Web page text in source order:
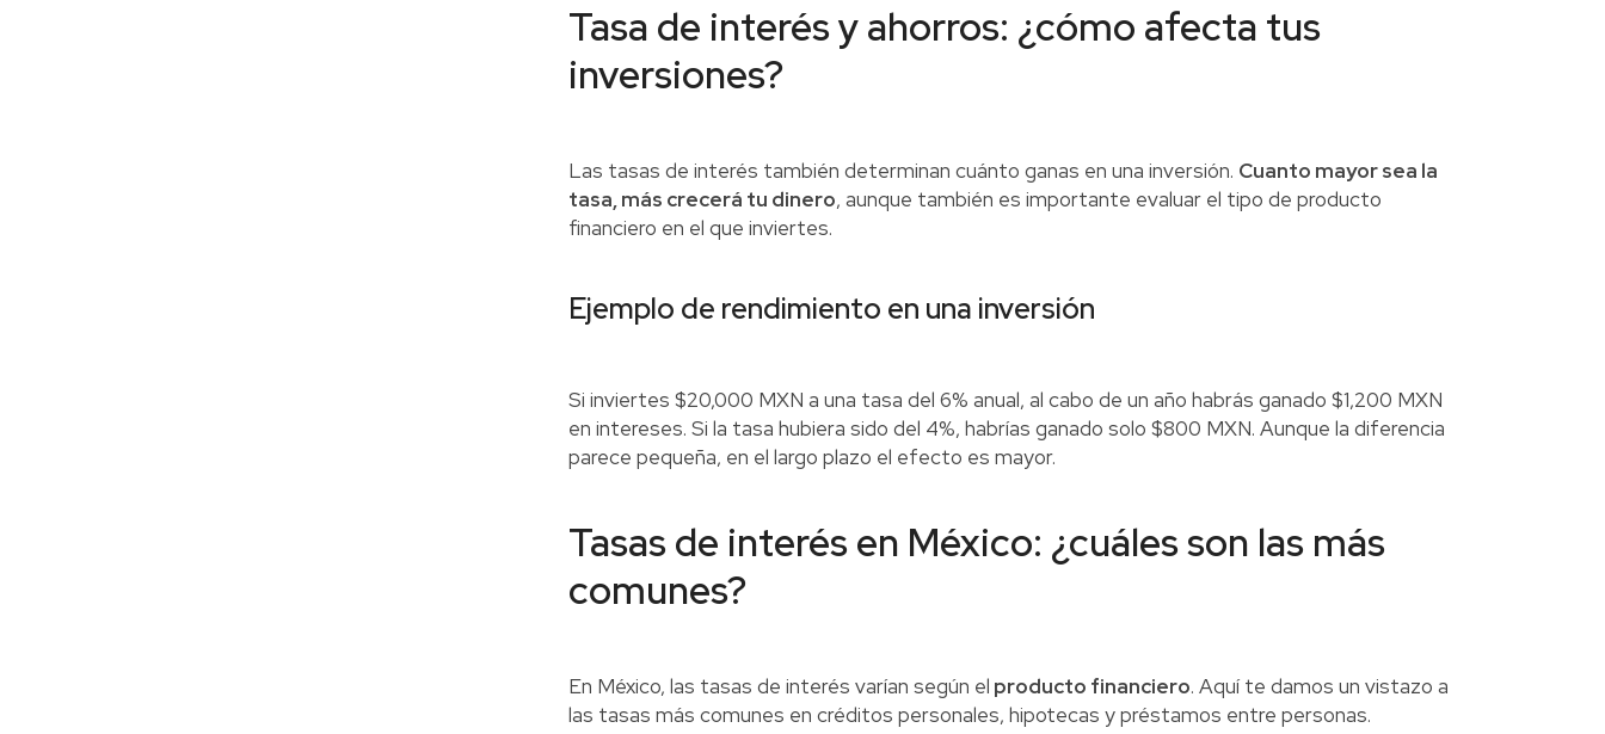
Tasa de interés y ahorros: ¿cómo afecta tus
inversiones?
Las tasas de interés también determinan cuánto ganas en una inversión. Cuanto mayor sea la
tasa, más crecerá tu dinero, aunque también es importante evaluar el tipo de producto
financiero en el que inviertes.
Ejemplo de rendimiento en una inversión
Si inviertes $20,000 MXN a una tasa del 6% anual, al cabo de un año habrás ganado $1,200 MXN
en intereses. Si la tasa hubiera sido del 4%, habrías ganado solo $800 MXN. Aunque la diferencia
parece pequeña, en el largo plazo el efecto es mayor.
Tasas de interés en México: ¿cuáles son las más
comunes?
En México, las tasas de interés varían según el producto financiero. Aquí te damos un vistazo a
las tasas más comunes en créditos personales, hipotecas y préstamos entre personas.